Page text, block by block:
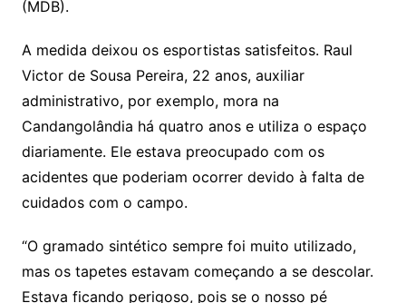
(MDB).
A medida deixou os esportistas satisfeitos. Raul
Victor de Sousa Pereira, 22 anos, auxiliar
administrativo, por exemplo, mora na
Candangolândia há quatro anos e utiliza o espaço
diariamente. Ele estava preocupado com os
acidentes que poderiam ocorrer devido à falta de
cuidados com o campo.
“O gramado sintético sempre foi muito utilizado,
mas os tapetes estavam começando a se descolar.
Estava ficando perigoso, pois se o nosso pé